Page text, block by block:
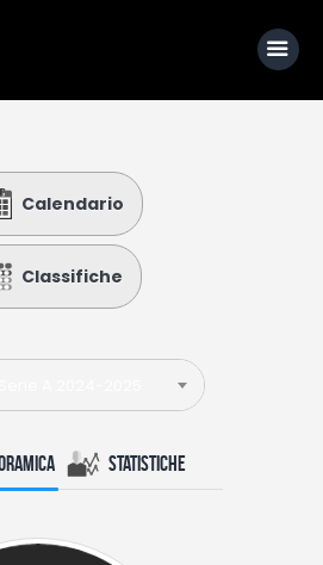
Giulia
Calendario
Classifiche
Statistiche